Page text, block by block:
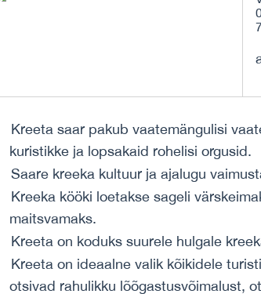
Kreeta saar pakub vaatemängulisi
kuristikke ja lopsakaid rohelisi orgusid.
Saare kreeka kultuur ja ajalugu
Kreeka kööki loetakse sageli
maitsvamaks.
Kreeta on koduks suurele hulgale
Kreeta on ideaalne valik kõikidele
otsivad rahulikku lõõgastusvõimalust,